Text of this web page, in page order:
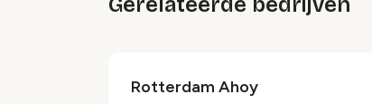
Rotterdam Ahoy